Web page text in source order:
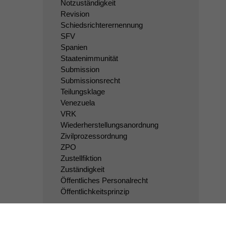
Notzuständigkeit
Revision
Schiedsrichterernennung
SFV
Spanien
Staatenimmunität
Submission
Submissionsrecht
Teilungsklage
Venezuela
VRK
Wiederherstellungsanordnung
Zivilprozessordnung
ZPO
Zustellfiktion
Zuständigkeit
Öffentliches Personalrecht
Öffentlichkeitsprinzip